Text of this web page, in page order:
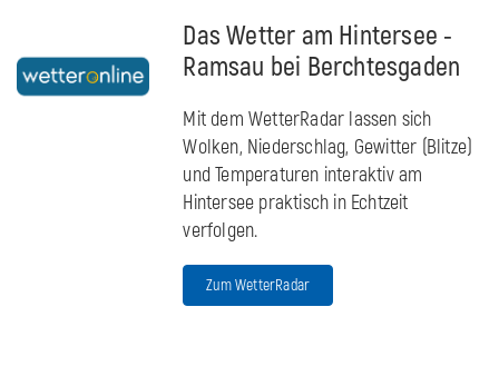
Das Wetter am Hintersee -
Ramsau bei Berchtesgaden
Mit dem WetterRadar lassen sich
Wolken, Niederschlag, Gewitter (Blitze)
und Temperaturen interaktiv am
Hintersee praktisch in Echtzeit
verfolgen.
Zum WetterRadar